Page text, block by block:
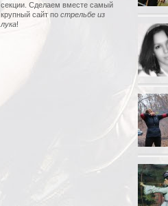
секции. Сделаем вместе самый
крупный сайт по стрельбе из
лука!